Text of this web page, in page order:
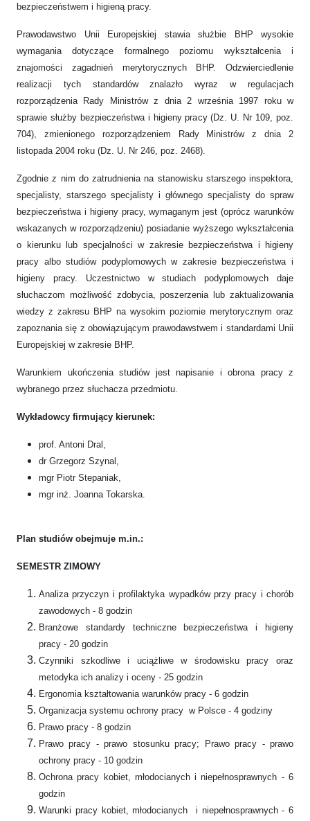
bezpieczeństwem i higieną pracy.
Prawodawstwo Unii Europejskiej stawia służbie BHP wysokie
wymagania dotyczące formalnego poziomu wykształcenia i
znajomości zagadnień merytorycznych BHP. Odzwierciedlenie
realizacji tych standardów znalazło wyraz w regulacjach
rozporządzenia Rady Ministrów z dnia 2 września 1997 roku w
sprawie służby bezpieczeństwa i higieny pracy (Dz. U. Nr 109, poz.
704), zmienionego rozporządzeniem Rady Ministrów z dnia 2
listopada 2004 roku (Dz. U. Nr 246, poz. 2468).
Zgodnie z nim do zatrudnienia na stanowisku starszego inspektora,
specjalisty, starszego specjalisty i głównego specjalisty do spraw
bezpieczeństwa i higieny pracy, wymaganym jest (oprócz warunków
wskazanych w rozporządzeniu) posiadanie wyższego wykształcenia
o kierunku lub specjalności w zakresie bezpieczeństwa i higieny
pracy albo studiów podyplomowych w zakresie bezpieczeństwa i
higieny pracy. Uczestnictwo w studiach podyplomowych daje
słuchaczom możliwość zdobycia, poszerzenia lub zaktualizowania
wiedzy z zakresu BHP na wysokim poziomie merytorycznym oraz
zapoznania się z obowiązującym prawodawstwem i standardami Unii
Europejskiej w zakresie BHP.
Warunkiem ukończenia studiów jest napisanie i obrona pracy z
wybranego przez słuchacza przedmiotu.
Wykładowcy firmujący kierunek:
prof. Antoni Dral,
dr Grzegorz Szynal,
mgr Piotr Stepaniak,
mgr inż. Joanna Tokarska.
Plan studiów obejmuje m.in.:
SEMESTR ZIMOWY
Analiza przyczyn i profilaktyka wypadków przy pracy i chorób
zawodowych - 8 godzin
Branżowe standardy techniczne bezpieczeństwa i higieny
pracy - 20 godzin
Czynniki szkodliwe i uciążliwe w środowisku pracy oraz
metodyka ich analizy i oceny - 25 godzin
Ergonomia kształtowania warunków pracy - 6 godzin
Organizacja systemu ochrony pracy w Polsce - 4 godziny
Prawo pracy - 8 godzin
Prawo pracy - prawo stosunku pracy; Prawo pracy - prawo
ochrony pracy - 10 godzin
Ochrona pracy kobiet, młodocianych i niepełnosprawnych - 6
godzin
Warunki pracy kobiet, młodocianych i niepełnosprawnych - 6